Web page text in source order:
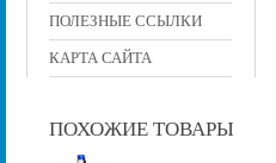
ПОЛЕЗНЫЕ ССЫЛКИ
КАРТА САЙТА
ПОХОЖИЕ ТОВАРЫ